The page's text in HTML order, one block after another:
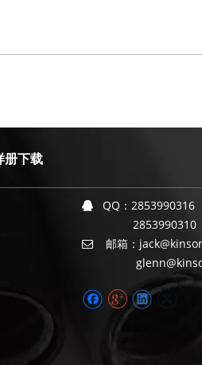
册下载
 QQ：
 邮箱：